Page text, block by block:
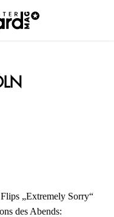
„Extremely Sorry“
des Abends: